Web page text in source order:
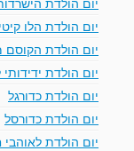
יום הולדת הלו קיטי
יום הולדת הקוסם
יום הולדת
יום הולדת כדורגל
יום הולדת כדורסל
יום הולדת לאוהבי